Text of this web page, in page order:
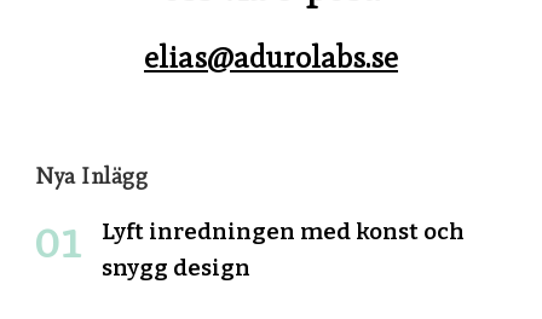
elias@adurolabs.se
Nya Inlägg
Lyft inredningen med konst och
snygg design